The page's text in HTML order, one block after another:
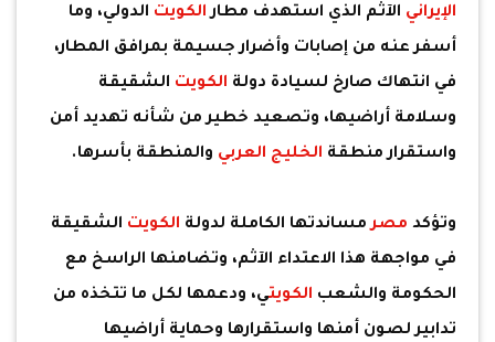
الإيراني الآثم الذي استهدف مطارالكويت الدولي، وما
أسفر عنه من إصابات وأضرار جسيمة بمرافق المطار،
في انتهاك صارخ لسيادة دولة الكويت الشقيقة
وسلامة أراضيها، وتصعيد خطير من شأنه تهديد أمن
واستقرار منطقة الخليج العربي والمنطقة بأسرها.
وتؤكد مصرمساندتها الكاملة لدولة الكويت الشقيقة
في مواجهة هذا الاعتداء الآثم، وتضامنها الراسخ مع
الحكومة والشعب الكويتي، ودعمها لكل ما تتخذه من
تدابير لصون أمنها واستقرارها وحماية أراضيها